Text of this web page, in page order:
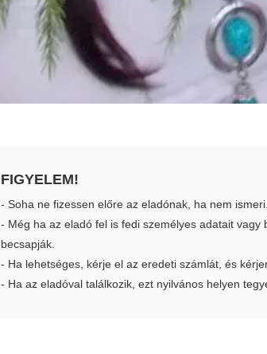
FIGYELEM!
- Soha ne fizessen előre az eladónak, ha nem ismeri.
- Még ha az eladó fel is fedi személyes adatait
becsapják.
- Ha lehetséges, kérje el az eredeti számlát, és
- Ha az eladóval találkozik, ezt nyilvános helyen